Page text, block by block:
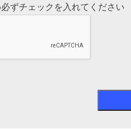
ずチェックを入れてください